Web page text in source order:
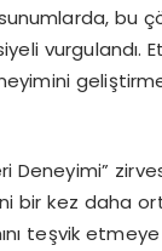
bu
vurgulandı.
Deneyimi”
kez daha
teşvik